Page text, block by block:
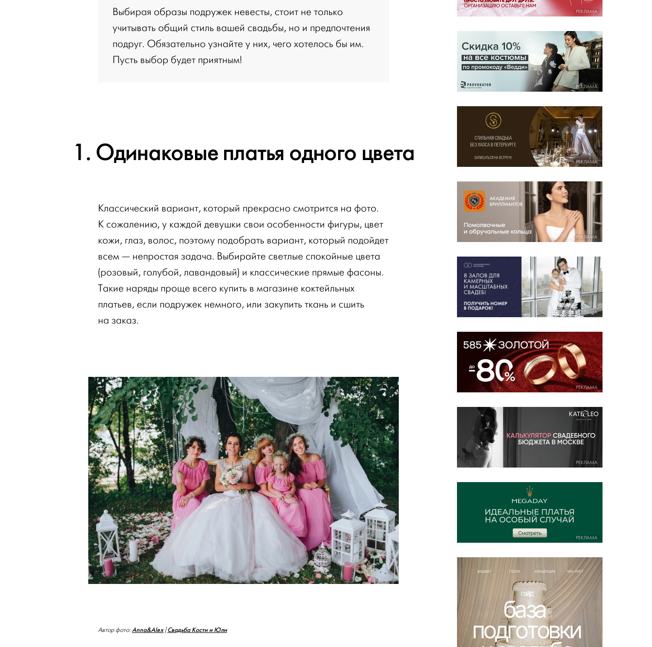
Выбирая образы подружек невесты, стоит не только
учитывать общий стиль вашей свадьбы, но и предпочтения
подруг. Обязательно узнайте у них, чего хотелось бы им.
Пусть выбор будет приятным!
1. Одинаковые платья одного цвета
Классический вариант, который прекрасно смотрится на фото.
К сожалению, у каждой девушки свои особенности фигуры, цвет
кожи, глаз, волос, поэтому подобрать вариант, который подойдет
всем — непростая задача. Выбирайте светлые спокойные цвета
(розовый, голубой, лавандовый) и классические прямые фасоны.
Такие наряды проще всего купить в магазине коктейльных
платьев, если подружек немного, или закупить ткань и сшить
на заказ.
Автор фото:Anna&Alex|Свадьба Кости и Юли
РЕКЛАМА
РЕКЛАМА
РЕКЛАМА
РЕКЛАМА
РЕКЛАМА
РЕКЛАМА
РЕКЛАМА
РЕКЛАМА